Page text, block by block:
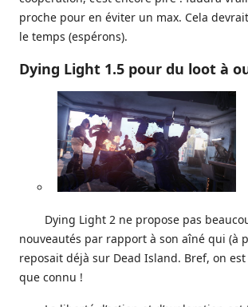
proche pour en éviter un max. Cela devrait
le temps (espérons).
Dying Light 1.5 pour du loot à
Dying Light 2 ne propose pas
nouveautés par rapport à son aîné qui (à
reposait déjà sur Dead Island. Bref, on
que connu !